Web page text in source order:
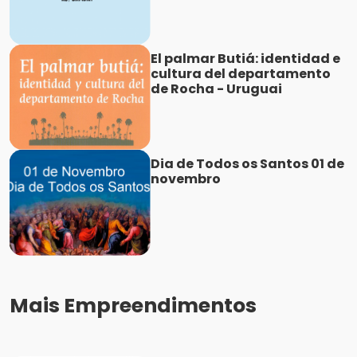
El palmar Butiá: identidad e
cultura del departamento
de Rocha - Uruguai
Dia de Todos os Santos 01 de
novembro
Mais Empreendimentos